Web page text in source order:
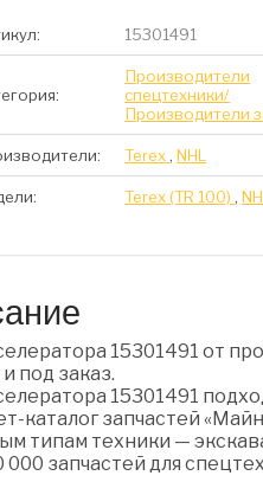
15301491
Производители
спецтехники/
Производители
Terex ,NHL
Terex (TR 100) ,
15301491 от
под заказ.
15301491
каталог запчастей
типам техники —
000 запчастей для